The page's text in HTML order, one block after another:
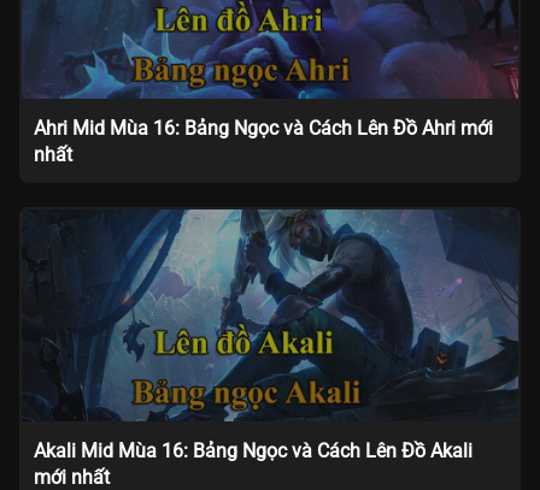
Ahri Mid Mùa 16: Bảng Ngọc và Cách Lên Đồ Ahri mới
nhất
Akali Mid Mùa 16: Bảng Ngọc và Cách Lên Đồ Akali
mới nhất